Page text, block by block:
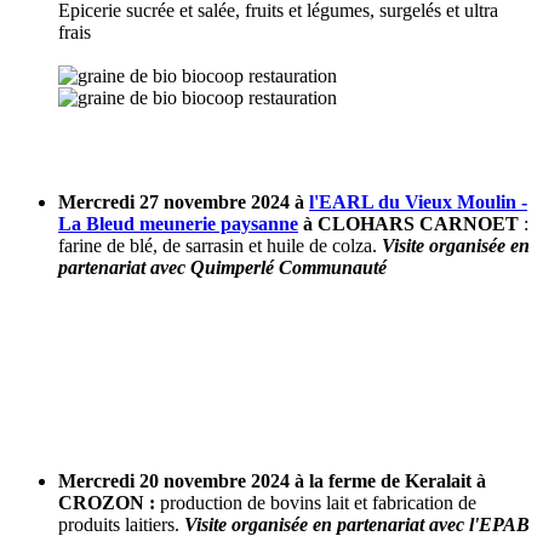
Epicerie sucrée et salée, fruits et légumes, surgelés et ultra
frais
Mercredi 27 novembre 2024 à l'EARL du Vieux Moulin -
La Bleud meunerie paysanne à CLOHARS CARNOET :
farine de blé, de sarrasin et huile de colza. Visite organisée en
partenariat avec Quimperlé Communauté
Mercredi 20 novembre 2024 à la ferme de Keralait à
CROZON : production de bovins lait et fabrication de
produits laitiers. Visite organisée en partenariat avec l'EPAB